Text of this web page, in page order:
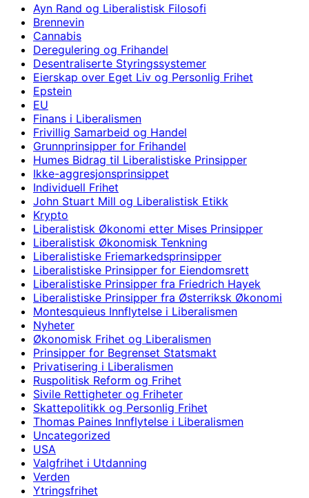
Ayn Rand og Liberalistisk Filosofi
Brennevin
Cannabis
Deregulering og Frihandel
Desentraliserte Styringssystemer
Eierskap over Eget Liv og Personlig Frihet
Epstein
EU
Finans i Liberalismen
Frivillig Samarbeid og Handel
Grunnprinsipper for Frihandel
Humes Bidrag til Liberalistiske Prinsipper
Ikke-aggresjonsprinsippet
Individuell Frihet
John Stuart Mill og Liberalistisk Etikk
Krypto
Liberalistisk Økonomi etter Mises Prinsipper
Liberalistisk Økonomisk Tenkning
Liberalistiske Friemarkedsprinsipper
Liberalistiske Prinsipper for Eiendomsrett
Liberalistiske Prinsipper fra Friedrich Hayek
Liberalistiske Prinsipper fra Østerriksk Økonomi
Montesquieus Innflytelse i Liberalismen
Nyheter
Økonomisk Frihet og Liberalismen
Prinsipper for Begrenset Statsmakt
Privatisering i Liberalismen
Ruspolitisk Reform og Frihet
Sivile Rettigheter og Friheter
Skattepolitikk og Personlig Frihet
Thomas Paines Innflytelse i Liberalismen
Uncategorized
USA
Valgfrihet i Utdanning
Verden
Ytringsfrihet